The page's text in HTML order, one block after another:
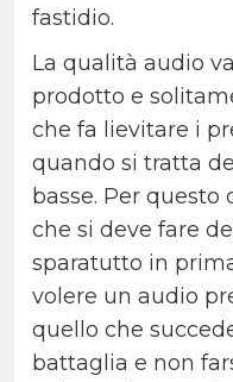
fastidio.
La qualità audio
prodotto e
che fa lievitare i
quando si tratta
basse. Per questo
che si deve fare
sparatutto in
volere un audio
quello che
battaglia e non